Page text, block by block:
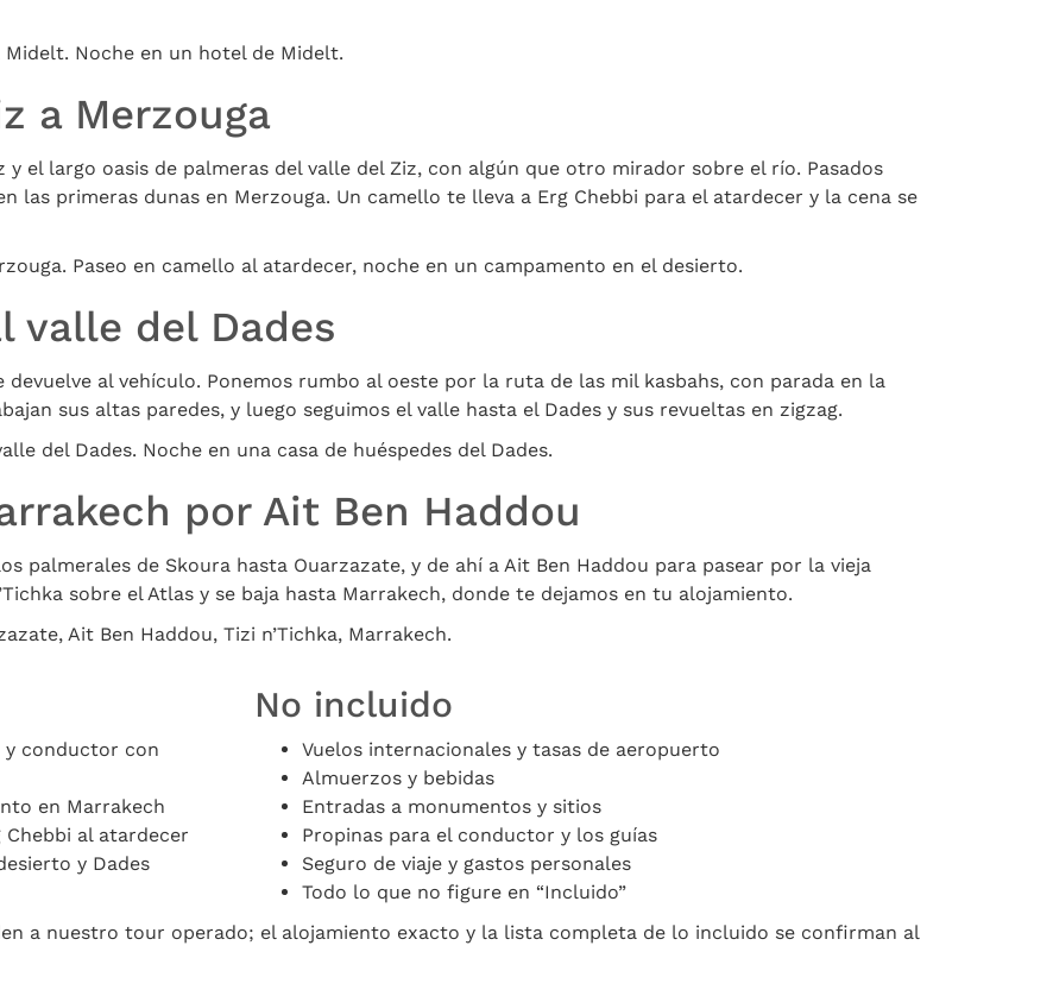
Noche en un hotel de Midelt.
a Merzouga
el largo oasis de palmeras del valle del Ziz, con algún que otro mirador sobre el río. Pasados
las primeras dunas en Merzouga. Un camello te lleva a Erg Chebbi para el atardecer y la cena se
Paseo en camello al atardecer, noche en un campamento en el desierto.
valle del Dades
al vehículo. Ponemos rumbo al oeste por la ruta de las mil kasbahs, con parada en la
sus altas paredes, y luego seguimos el valle hasta el Dades y sus revueltas en zigzag.
del Dades. Noche en una casa de huéspedes del Dades.
por Ait Ben Haddou
palmerales de Skoura hasta Ouarzazate, y de ahí a Ait Ben Haddou para pasear por la vieja
sobre el Atlas y se baja hasta Marrakech, donde te dejamos en tu alojamiento.
Ait Ben Haddou, Tizi n’Tichka, Marrakech.
y conductor con
en Marrakech
Chebbi al atardecer
y Dades
No incluido
Vuelos internacionales y tasas de aeropuerto
Almuerzos y bebidas
Entradas a monumentos y sitios
Propinas para el conductor y los guías
Seguro de viaje y gastos personales
Todo lo que no figure en “Incluido”
a nuestro tour operado; el alojamiento exacto y la lista completa de lo incluido se confirman al